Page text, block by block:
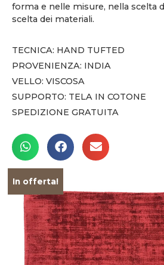
forma e nelle misure, nella scelta
scelta dei materiali.
TECNICA: HAND TUFTED
PROVENIENZA: INDIA
VELLO: VISCOSA
SUPPORTO: TELA IN COTONE
SPEDIZIONE GRATUITA
In offerta!